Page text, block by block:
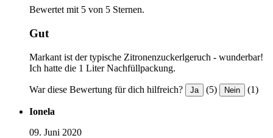
Bewertet mit 5 von 5 Sternen.
Gut
Markant ist der typische Zitronenzuckerlgeruch - wunderbar!
Ich hatte die 1 Liter Nachfüllpackung.
War diese Bewertung für dich hilfreich? Ja (5) Nein (1)
Ionela
09. Juni 2020